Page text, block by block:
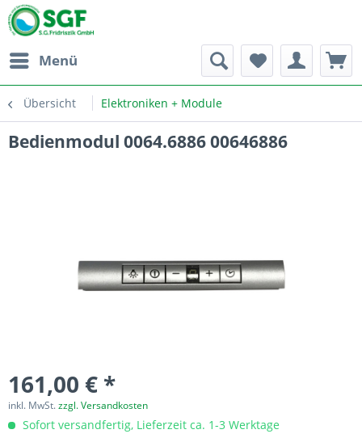
Menü
Übersicht Elektroniken + Module
Bedienmodul 0064.6886 00646886
161,00 € *
inkl. MwSt.zzgl. Versandkosten
Sofort versandfertig, Lieferzeit ca. 1-3 Werktage